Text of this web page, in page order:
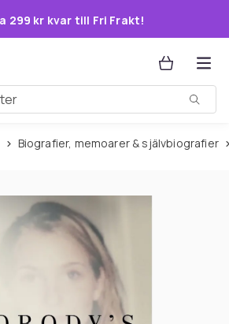
299 kr kvar till Fri Frakt!
Biografier, memoarer & självbiografier